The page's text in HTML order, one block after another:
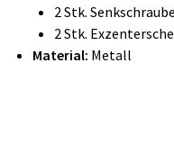
2 Stk.
2 Stk.
Material: Metall